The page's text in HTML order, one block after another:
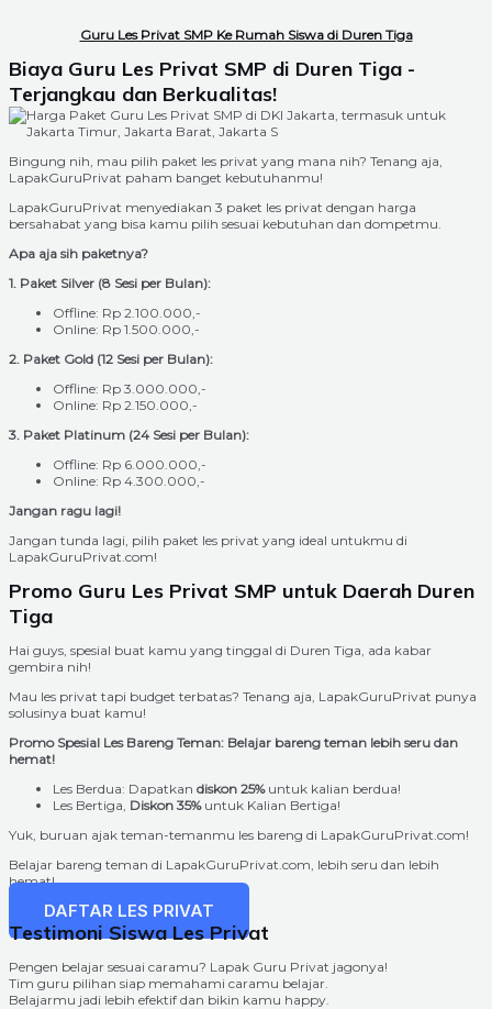
Guru Les Privat SMP Ke Rumah Siswa di Duren Tiga
Biaya Guru Les Privat SMP di Duren Tiga -
Terjangkau dan Berkualitas!
Bingung nih, mau pilih paket les privat yang mana nih? Tenang aja,
LapakGuruPrivat paham banget kebutuhanmu!
LapakGuruPrivat menyediakan 3 paket les privat dengan harga
bersahabat yang bisa kamu pilih sesuai kebutuhan dan dompetmu.
Apa aja sih paketnya?
1. Paket Silver (8 Sesi per Bulan):
Offline: Rp 2.100.000,-
Online: Rp 1.500.000,-
2. Paket Gold (12 Sesi per Bulan):
Offline: Rp 3.000.000,-
Online: Rp 2.150.000,-
3. Paket Platinum (24 Sesi per Bulan):
Offline: Rp 6.000.000,-
Online: Rp 4.300.000,-
Jangan ragu lagi!
Jangan tunda lagi, pilih paket les privat yang ideal untukmu di
LapakGuruPrivat.com!
Promo Guru Les Privat SMP untuk Daerah Duren
Tiga
Hai guys, spesial buat kamu yang tinggal di Duren Tiga, ada kabar
gembira nih!
Mau les privat tapi budget terbatas? Tenang aja, LapakGuruPrivat punya
solusinya buat kamu!
Promo Spesial Les Bareng Teman: Belajar bareng teman lebih seru dan
hemat!
Les Berdua: Dapatkan diskon 25%untuk kalian berdua!
Les Bertiga, Diskon 35%untuk Kalian Bertiga!
Yuk, buruan ajak teman-temanmu les bareng di LapakGuruPrivat.com!
Belajar bareng teman di LapakGuruPrivat.com, lebih seru dan lebih
hemat!
DAFTAR LES PRIVAT
Testimoni Siswa Les Privat
Pengen belajar sesuai caramu? Lapak Guru Privat jagonya!
Tim guru pilihan siap memahami caramu belajar.
Belajarmu jadi lebih efektif dan bikin kamu happy.